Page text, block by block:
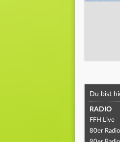
Du bist
RADIO
FFH Live
80er Radio